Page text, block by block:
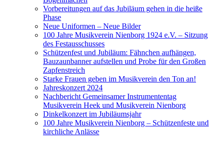
Vorbereitungen auf das Jubiläum gehen in die heiße
Phase
Neue Uniformen – Neue Bilder
100 Jahre Musikverein Nienborg 1924 e.V. – Sitzung
des Festausschusses
Schützenfest und Jubiläum: Fähnchen aufhängen,
Bauzaunbanner aufstellen und Probe für den Großen
Zapfenstreich
Starke Frauen geben im Musikverein den Ton an!
Jahreskonzert 2024
Nachbericht Gemeinsamer Instrumententag
Musikverein Heek und Musikverein Nienborg
Dinkelkonzert im Jubiläumsjahr
100 Jahre Musikverein Nienborg – Schützenfeste und
kirchliche Anlässe